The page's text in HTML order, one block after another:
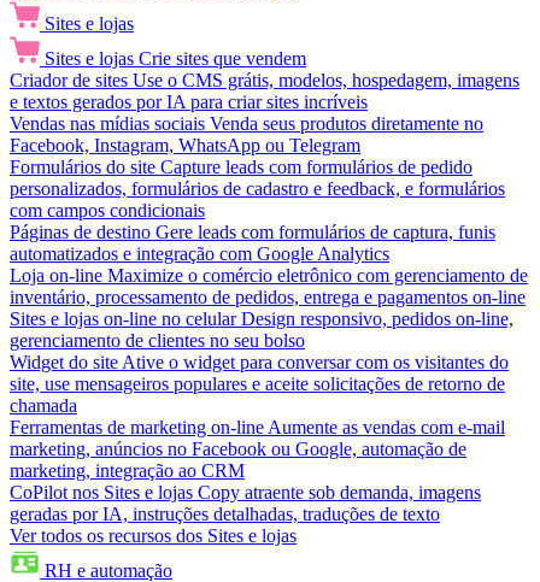
Sites e lojas
Sites e lojas Crie sites que vendem
Criador de sites Use o CMS grátis, modelos, hospedagem, imagens
e textos gerados por IA para criar sites incríveis
Vendas nas mídias sociais Venda seus produtos diretamente no
Facebook, Instagram, WhatsApp ou Telegram
Formulários do site Capture leads com formulários de pedido
personalizados, formulários de cadastro e feedback, e formulários
com campos condicionais
Páginas de destino Gere leads com formulários de captura, funis
automatizados e integração com Google Analytics
Loja on-line Maximize o comércio eletrônico com gerenciamento de
inventário, processamento de pedidos, entrega e pagamentos on-line
Sites e lojas on-line no celular Design responsivo, pedidos on-line,
gerenciamento de clientes no seu bolso
Widget do site Ative o widget para conversar com os visitantes do
site, use mensageiros populares e aceite solicitações de retorno de
chamada
Ferramentas de marketing on-line Aumente as vendas com e-mail
marketing, anúncios no Facebook ou Google, automação de
marketing, integração ao CRM
CoPilot nos Sites e lojas Copy atraente sob demanda, imagens
geradas por IA, instruções detalhadas, traduções de texto
Ver todos os recursos dos Sites e lojas
RH e automação